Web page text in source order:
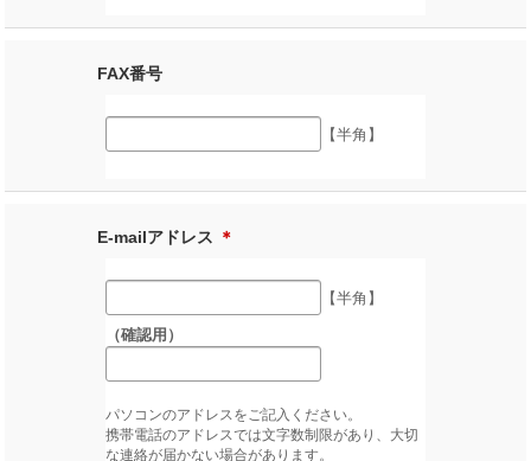
FAX番号
【半角】
E-mailアドレス ＊
【半角】
（確認用）
パソコンのアドレスをご記入ください。
携帯電話のアドレスでは文字数制限があり、大切
な連絡が届かない場合があります。